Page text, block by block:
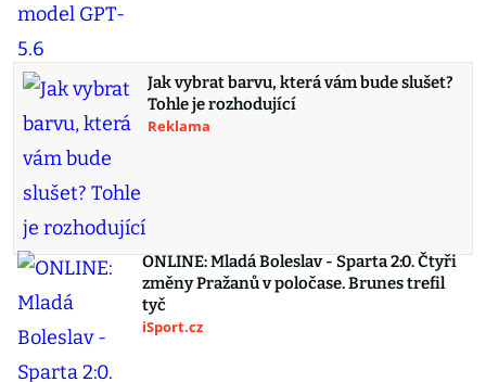
Jak vybrat barvu, která vám bude slušet?
Tohle je rozhodující
Reklama
ONLINE: Mladá Boleslav - Sparta 2:0. Čtyři
změny Pražanů v poločase. Brunes trefil
tyč
iSport.cz